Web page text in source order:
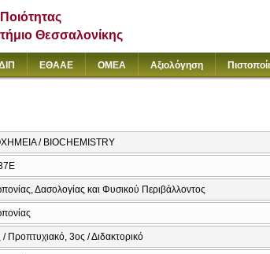
Θεσσαλονίκης
ΕΘΑΑΕ ΟΜΕΑ Αξιολόγηση
/ BIOCHEMISTRY
Δασολογίας και Φυσικού Περιβάλλοντος
/ Προπτυχιακό, 3ος / Διδακτορικό